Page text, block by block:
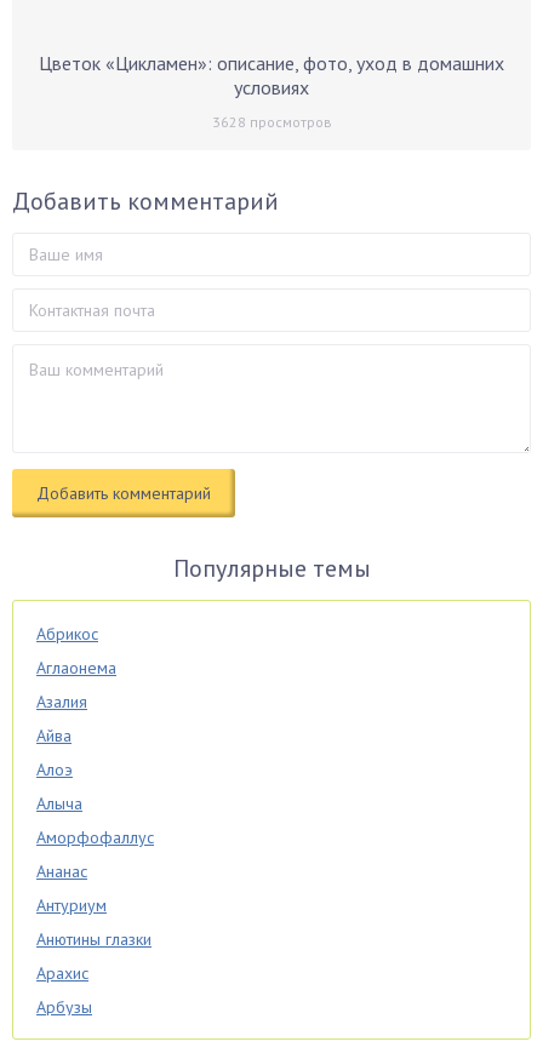
Цветок «Цикламен»: описание, фото, уход в домашних
условиях
3628 просмотров
Добавить комментарий
Популярные темы
Абрикос
Аглаонема
Азалия
Айва
Алоэ
Алыча
Аморфофаллус
Ананас
Антуриум
Анютины глазки
Арахис
Арбузы
Аспарагус